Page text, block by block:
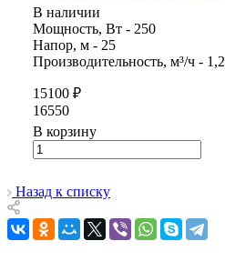
В наличии
Мощность, Вт - 250
Напор, м - 25
Производительность, м³/ч - 1,2
15100 ₽
16550
В корзину
Назад к списку